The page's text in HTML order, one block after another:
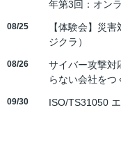
年第3回：オン
08/25
【体験会】災
ジクラ）
08/26
サイバー攻撃対
らない会社をつ
09/30 ISO/TS31050